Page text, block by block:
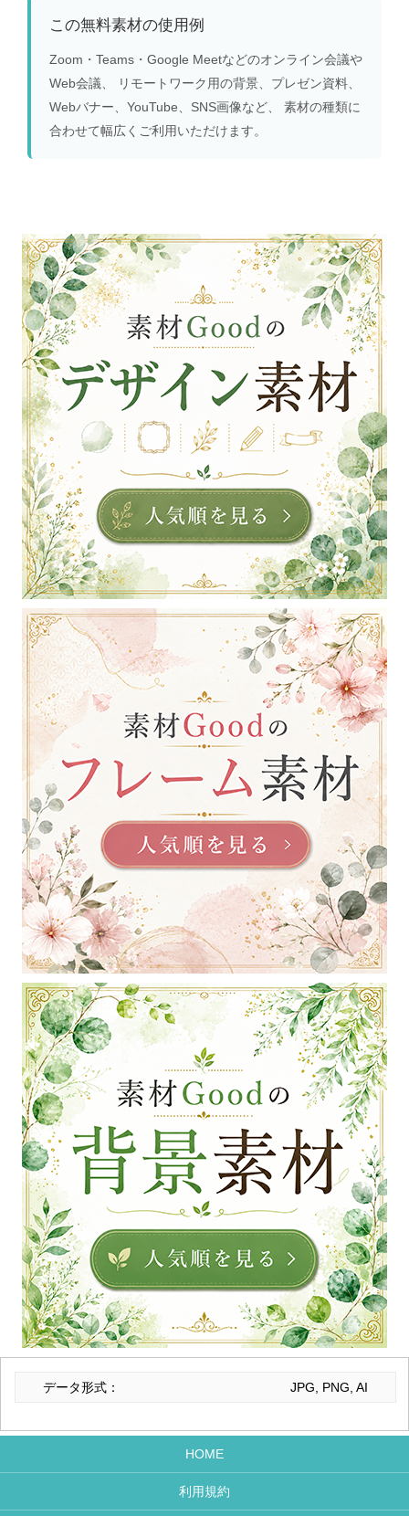
この無料素材の使用例
Zoom・Teams・Google Meetなどのオンライン会議や
Web会議、 リモートワーク用の背景、プレゼン資料、
Webバナー、YouTube、SNS画像など、 素材の種類に
合わせて幅広くご利用いただけます。
データ形式： JPG, PNG, AI
HOME
利用規約